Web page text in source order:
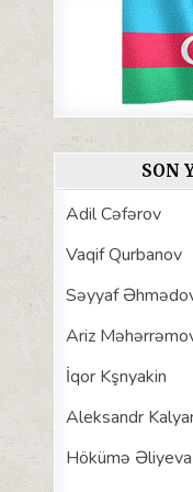
SON
Adil Cəfərov
Vaqif Qurbanov
Səyyaf
Ariz
İqor Kşnyakin
Aleksandr
Hökümə Əliyeva